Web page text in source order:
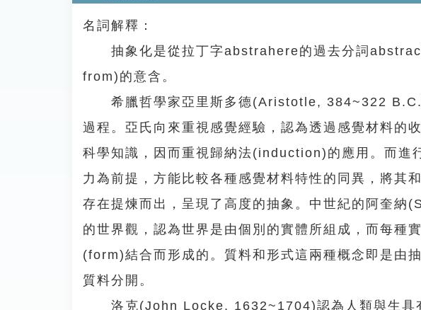
名詞解釋：
抽象化是從拉丁字abstrahere的過去分詞
from)的意含。
希臘哲學家亞里斯多德(Aristotle, 384~322 B.C.)
過程。亞氏向來重視感覺經驗，認為透過感覺材料的
科學知識，因而重視歸納法(induction)的應用。而
力為前提，方能比較各種感覺材料特性的同異，將其
存在提煉而出，呈現了高度的抽象。中世紀的阿奎
的世界觀，認為世界是由個別的實體所組成，而每
(form)結合而形成的。質料和形式這兩種概念即是由
質料分開。
洛克(John Locke, 1632~1704)認為人類與生具有